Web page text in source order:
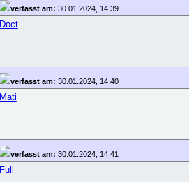
verfasst am: 30.01.2024, 14:39
Doct
verfasst am: 30.01.2024, 14:40
Mati
verfasst am: 30.01.2024, 14:41
Full